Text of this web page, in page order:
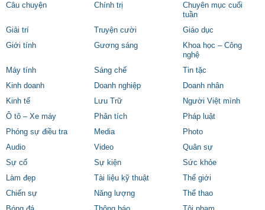
Câu chuyện
Chính trị
Chuyên mục cuối
tuần
Giải trí
Truyện cười
Giáo dục
Giới tính
Gương sáng
Khoa học – Công
nghệ
Máy tính
Sáng chế
Tin tặc
Kinh doanh
Doanh nghiệp
Doanh nhân
Kinh tế
Lưu Trữ
Người Việt mình
Ô tô – Xe máy
Phân tích
Pháp luật
Phóng sự điều tra
Media
Photo
Audio
Video
Quân sự
Sự cố
Sự kiện
Sức khỏe
Làm đẹp
Tài liệu kỹ thuật
Thế giới
Chiến sự
Năng lượng
Thể thao